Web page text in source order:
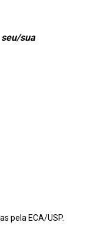
sua
pela ECA/USP.